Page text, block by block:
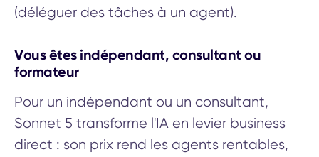
(déléguer des tâches à un agent).
Vous êtes indépendant, consultant ou
formateur
Pour un indépendant ou un consultant,
Sonnet 5 transforme l'IA en levier business
direct : son prix rend les agents rentables,